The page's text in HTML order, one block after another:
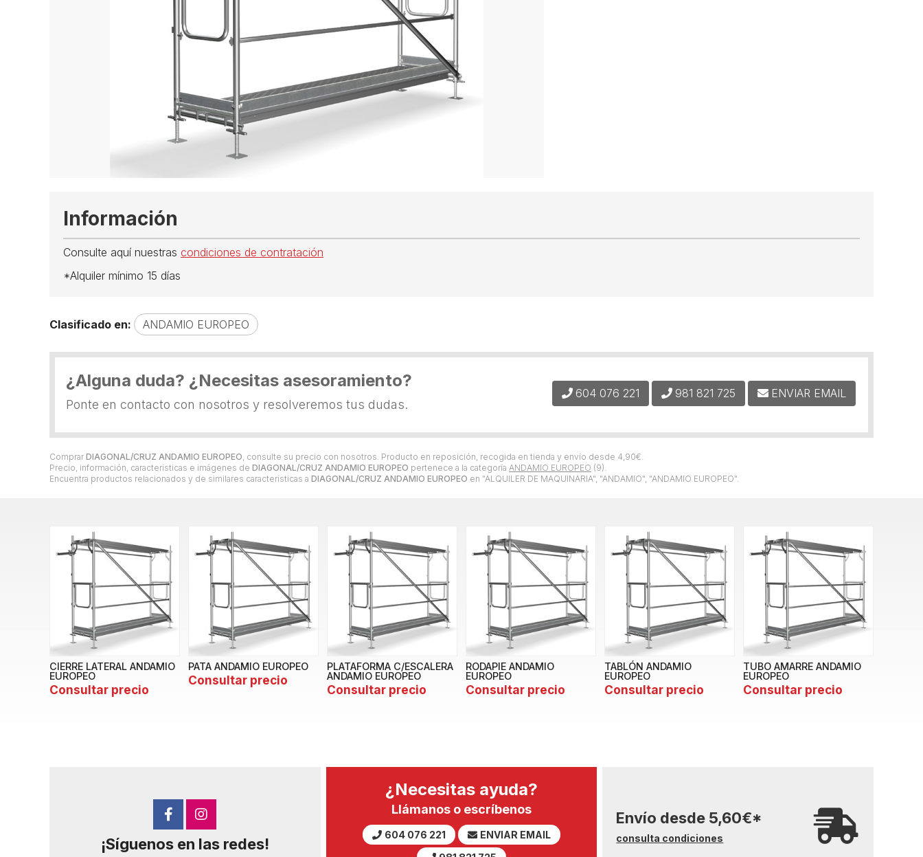
Comprar DIAGONAL/CRUZ ANDAMIO EUROPEO, consulte su precio con nosotros. Producto en reposición, recogida en tienda y envío desde 4,90€.
Precio, información, características e imágenes de DIAGONAL/CRUZ ANDAMIO EUROPEO pertenece a la categoría ANDAMIO EUROPEO (9).
Encuentra productos relacionados y de similares características a DIAGONAL/CRUZ ANDAMIO EUROPEO en "ALQUILER DE MAQUINARIA", "ANDAMIO", "ANDAMIO EUROPEO".
Información
Consulte aquí nuestras condiciones de contratación
*Alquiler mínimo 15 días
Clasificado en: ANDAMIO EUROPEO
¿Alguna duda? ¿Necesitas asesoramiento?
Ponte en contacto con nosotros y resolveremos tus dudas.
604 076 221 981 821 725 ENVIAR EMAIL
CIERRE LATERAL ANDAMIO
EUROPEO
Consultar precio
PATA ANDAMIO EUROPEO
Consultar precio
PLATAFORMA C/ESCALERA
ANDAMIO EUROPEO
Consultar precio
RODAPIE ANDAMIO
EUROPEO
Consultar precio
TABLÓN ANDAMIO
EUROPEO
Consultar precio
TUBO AMARRE ANDAMIO
EUROPEO
Consultar precio
¡Síguenos en las redes!
¿Necesitas ayuda?
Llámanos o escríbenos
604 076 221
ENVIAR EMAIL
Envío desde 5,60€*
consulta condiciones